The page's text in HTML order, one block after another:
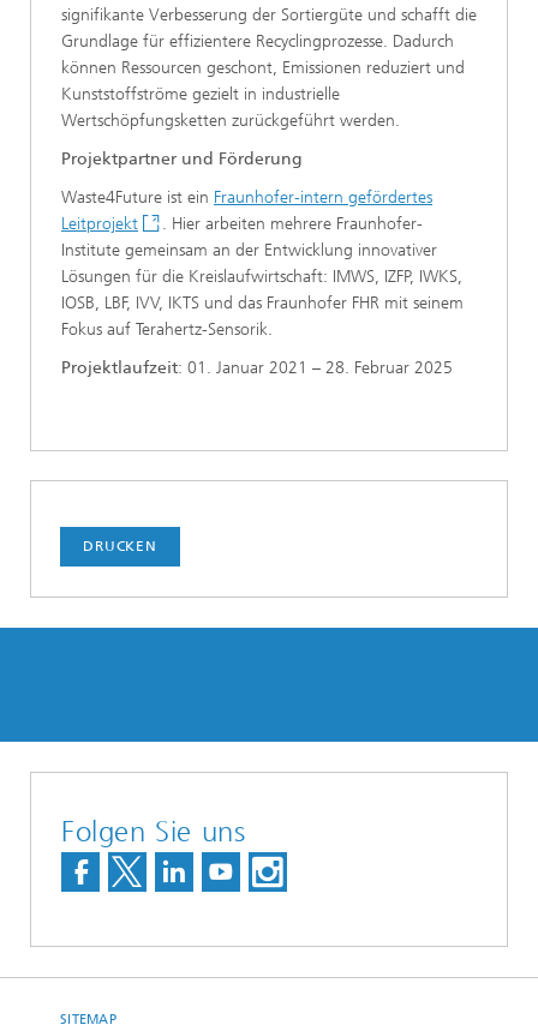
signifikante Verbesserung der Sortiergüte und schafft die
Grundlage für effizientere Recyclingprozesse. Dadurch
können Ressourcen geschont, Emissionen reduziert und
Kunststoffströme gezielt in industrielle
Wertschöpfungsketten zurückgeführt werden.
Projektpartner und Förderung
Waste4Future ist ein Fraunhofer-intern gefördertes
Leitprojekt
. Hier arbeiten mehrere Fraunhofer-
Institute gemeinsam an der Entwicklung innovativer
Lösungen für die Kreislaufwirtschaft: IMWS, IZFP, IWKS,
IOSB, LBF, IVV, IKTS und das Fraunhofer FHR mit seinem
Fokus auf Terahertz-Sensorik.
Projektlaufzeit: 01. Januar 2021 – 28. Februar 2025
DRUCKEN
Folgen Sie uns
SITEMAP